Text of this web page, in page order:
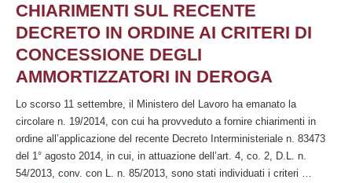
di
O.S.
CHIARIMENTI SUL RECENTE
DECRETO IN ORDINE AI CRITERI DI
CONCESSIONE DEGLI
AMMORTIZZATORI IN DEROGA
Lo scorso 11 settembre, il Ministero del Lavoro ha emanato la
circolare n. 19/2014, con cui ha provveduto a fornire chiarimenti in
ordine all’applicazione del recente Decreto Interministeriale n. 83473
del 1° agosto 2014, in cui, in attuazione dell’art. 4, co. 2, D.L. n.
54/2013, conv. con L. n. 85/2013, sono stati individuati i criteri …